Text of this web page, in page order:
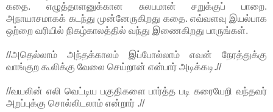
கதை. எழுத்தாளனுக்கான சுலபமான் சறுக்குப் பாறை.
அநாயாசமாகக் கடந்து முன்னேருகிறது கதை. எவ்வளவு இயல்பாக
ஒற்றை வரியில் நிகழ்காலத்தில் வந்து இணைகிறது பாருங்கள்.
//அதெல்லாம் அந்தக்காலம் இப்போல்லாம் எவன் நேரத்துக்கு
வாங்குற கூலிக்கு வேலை செய்றான் என்பார் அடிக்கடி.//
//வயலின் எலி வெட்டிய பகுதிகளை பார்த்த படி கரையேறி வந்தவர்
அறப்புக்கு சொல்லிடலாம் என்றார் .//